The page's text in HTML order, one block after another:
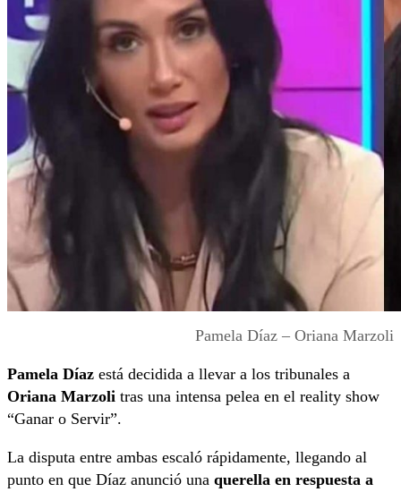
Pamela Díaz – Oriana Marzoli
Pamela Díaz está decidida a llevar a los tribunales a
Oriana Marzoli tras una intensa pelea en el reality show
“Ganar o Servir”.
La disputa entre ambas escaló rápidamente, llegando al
punto en que Díaz anunció una querella en respuesta a